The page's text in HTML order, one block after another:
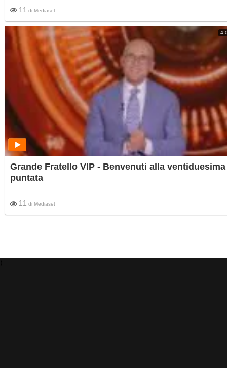
11 di Mediaset
Grande Fratello VIP - Benvenuti alla ventiduesima
puntata
11 di Mediaset